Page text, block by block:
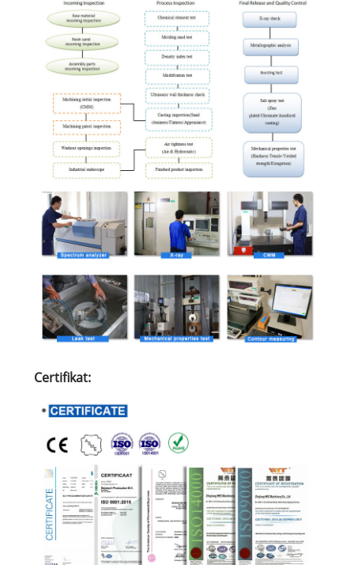
Certifikat: